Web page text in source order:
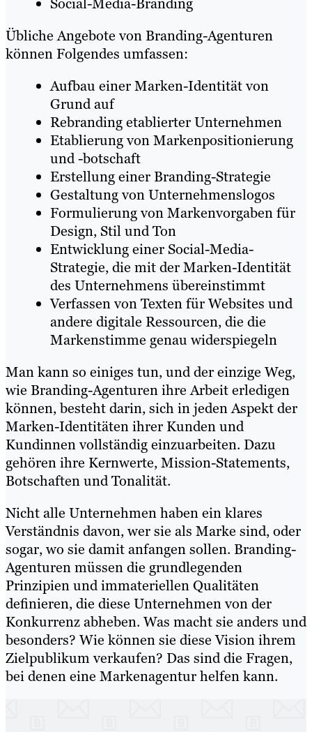
Social-Media-Branding
Übliche Angebote von Branding-Agenturen
können Folgendes umfassen:
Aufbau einer Marken-Identität von
Grund auf
Rebranding etablierter Unternehmen
Etablierung von Markenpositionierung
und -botschaft
Erstellung einer Branding-Strategie
Gestaltung von Unternehmenslogos
Formulierung von Markenvorgaben für
Design, Stil und Ton
Entwicklung einer Social-Media-
Strategie, die mit der Marken-Identität
des Unternehmens übereinstimmt
Verfassen von Texten für Websites und
andere digitale Ressourcen, die die
Markenstimme genau widerspiegeln
Man kann so einiges tun, und der einzige Weg,
wie Branding-Agenturen ihre Arbeit erledigen
können, besteht darin, sich in jeden Aspekt der
Marken-Identitäten ihrer Kunden und
Kundinnen vollständig einzuarbeiten. Dazu
gehören ihre Kernwerte, Mission-Statements,
Botschaften und Tonalität.
Nicht alle Unternehmen haben ein klares
Verständnis davon, wer sie als Marke sind, oder
sogar, wo sie damit anfangen sollen. Branding-
Agenturen müssen die grundlegenden
Prinzipien und immateriellen Qualitäten
definieren, die diese Unternehmen von der
Konkurrenz abheben. Was macht sie anders und
besonders? Wie können sie diese Vision ihrem
Zielpublikum verkaufen? Das sind die Fragen,
bei denen eine Markenagentur helfen kann.